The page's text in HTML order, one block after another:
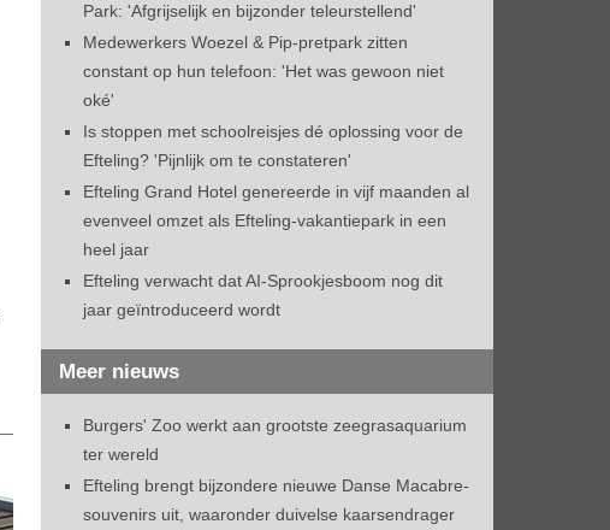
Park: 'Afgrijselijk en bijzonder teleurstellend'
Medewerkers Woezel & Pip-pretpark zitten
constant op hun telefoon: 'Het was gewoon niet
oké'
Is stoppen met schoolreisjes dé oplossing voor de
Efteling? 'Pijnlijk om te constateren'
Efteling Grand Hotel genereerde in vijf maanden al
evenveel omzet als Efteling-vakantiepark in een
heel jaar
Efteling verwacht dat AI-Sprookjesboom nog dit
jaar geïntroduceerd wordt
Meer nieuws
Burgers' Zoo werkt aan grootste zeegrasaquarium
ter wereld
Efteling brengt bijzondere nieuwe Danse Macabre-
souvenirs uit, waaronder duivelse kaarsendrager